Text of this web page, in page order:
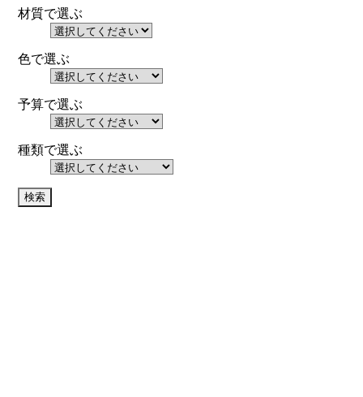
材質で選ぶ
色で選ぶ
予算で選ぶ
種類で選ぶ